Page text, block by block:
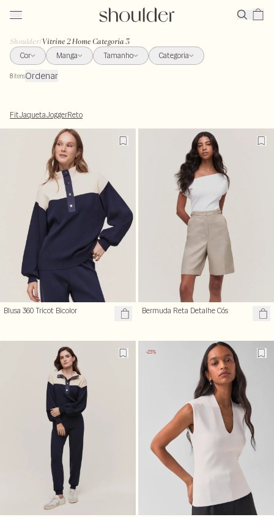
Shoulder/Vitrine 2 Home Categoria 3
Cor
Manga Tamanho Categoria
8itensOrdenar
FitJaquetaJoggerReto
Blusa 360 Tricot Bicolor Bermuda Reta Detalhe Cós
-23%